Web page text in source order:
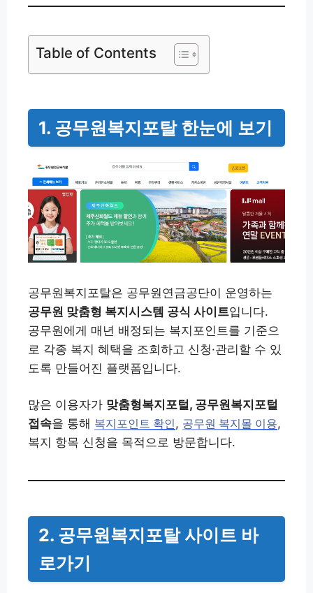
Table of Contents
1. 공무원복지포탈 한눈에 보기
공무원복지포탈은 공무원연금공단이 운영하는
공무원 맞춤형 복지시스템 공식 사이트입니다.
공무원에게 매년 배정되는 복지포인트를 기준으
로 각종 복지 혜택을 조회하고 신청·관리할 수 있
도록 만들어진 플랫폼입니다.
많은 이용자가 맞춤형복지포털, 공무원복지포털
접속을 통해 복지포인트 확인 , 공무원 복지몰 이용,
복지 항목 신청을 목적으로 방문합니다.
2. 공무원복지포탈사이트 바
로가기